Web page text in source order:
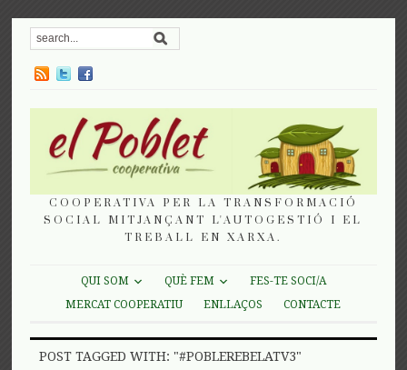
COOPERATIVA PER LA TRANSFORMACIÓ
SOCIAL MITJANÇANT L'AUTOGESTIÓ I EL
TREBALL EN XARXA.
QUI SOM QUÈ FEM
FES-TE SOCI/A
MERCAT COOPERATIU
ENLLAÇOS CONTACTE
POST TAGGED WITH: "#POBLEREBELATV3"